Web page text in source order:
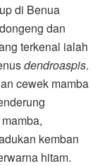
di Benua
dan
terkenal ialah
dendroaspis.
cewek mamba
kemban
hitam.